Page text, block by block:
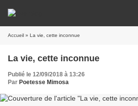
Accueil » La vie, cette inconnue
La vie, cette inconnue
Publié le 12/09/2018 à 13:26
Par Poetesse Mimosa